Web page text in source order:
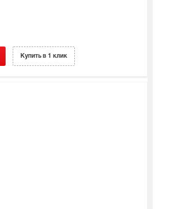
Купить в 1 клик